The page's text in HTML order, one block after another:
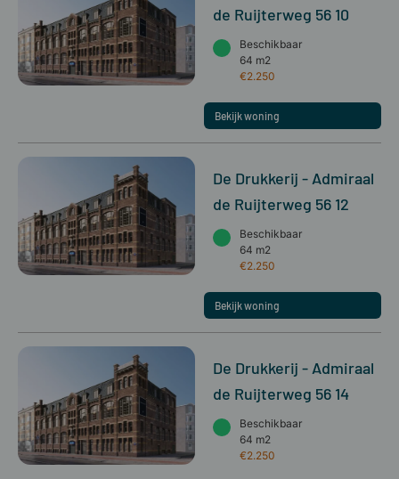
de Ruijterweg 56 10
Beschikbaar
64 m2
€2.250
Bekijk woning
De Drukkerij - Admiraal
de Ruijterweg 56 12
Beschikbaar
64 m2
€2.250
Bekijk woning
De Drukkerij - Admiraal
de Ruijterweg 56 14
Beschikbaar
64 m2
€2.250